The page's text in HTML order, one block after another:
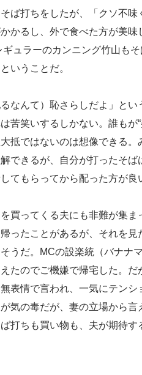
ば打ちをしたが、「クソ不味
かるし、外で食べた方が美
ュラーのカンニング竹山も
いうことだ。
なんて）恥さらしだよ」とい
苦笑いするしかない。誰もが“
抵ではないのは想像できる。
できるが、自分が打ったそば
てもらってから配った方が良
買ってくる夫にも非難が集ま
ったことがあるが、それを見
うだ。MCの設楽統（バナナ
たのでご機嫌で帰宅した。だ
表情で言われ、一気にテンシ
気の毒だが、妻の立場から言
打ちも買い物も、夫が期待す